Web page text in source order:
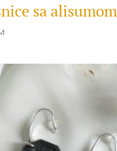
sa alisumom